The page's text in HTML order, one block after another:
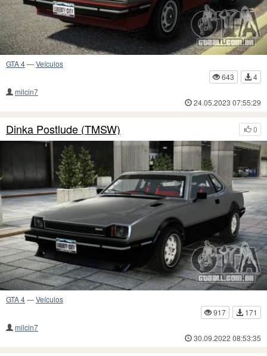
GTA 4—Veículos
643
4
milcin7
24.05.2023 07:55:29
0
Dinka Postlude (TMSW)
GTA 4—Veículos
917
171
milcin7
30.09.2022 08:53:35